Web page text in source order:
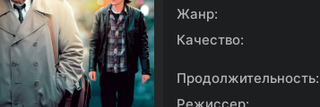
Жанр:
Качество:
Продолжительность: